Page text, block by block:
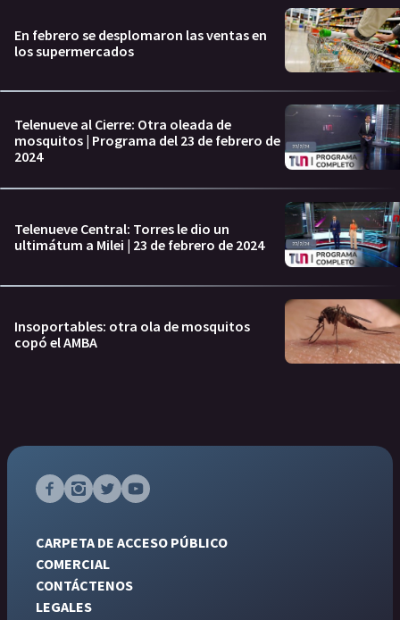
En febrero se desplomaron las ventas en
los supermercados
Telenueve al Cierre: Otra oleada de
mosquitos | Programa del 23 de febrero de
2024
Telenueve Central: Torres le dio un
ultimátum a Milei | 23 de febrero de 2024
Insoportables: otra ola de mosquitos
copó el AMBA
CARPETA DE ACCESO PÚBLICO
COMERCIAL
CONTÁCTENOS
LEGALES